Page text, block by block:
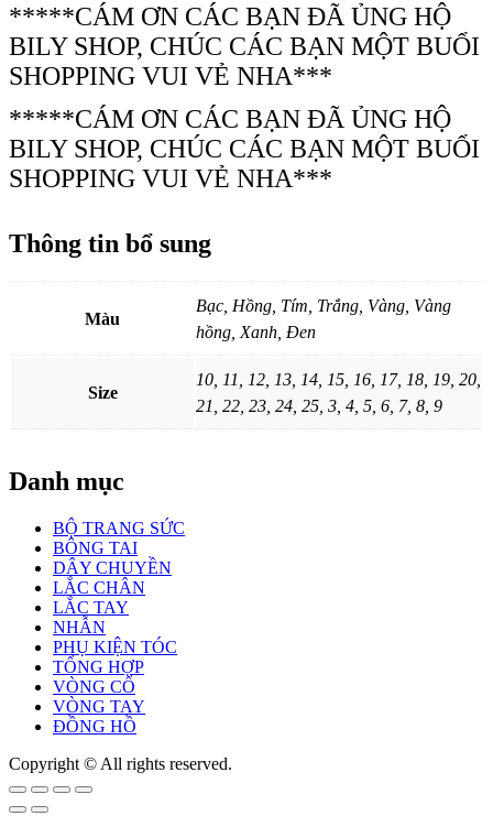
*****CÁM ƠN CÁC BẠN ĐÃ ỦNG HỘ
BILY SHOP, CHÚC CÁC BẠN MỘT BUỔI
SHOPPING VUI VẺ NHA***
*****CÁM ƠN CÁC BẠN ĐÃ ỦNG HỘ
BILY SHOP, CHÚC CÁC BẠN MỘT BUỔI
SHOPPING VUI VẺ NHA***
Thông tin bổ sung
Màu
Bạc, Hồng, Tím, Trắng, Vàng, Vàng
hồng, Xanh, Đen
Size
10, 11, 12, 13, 14, 15, 16, 17, 18, 19, 20,
21, 22, 23, 24, 25, 3, 4, 5, 6, 7, 8, 9
Danh mục
BỘ TRANG SỨC
BÔNG TAI
DÂY CHUYỀN
LẮC CHÂN
LẮC TAY
NHẪN
PHỤ KIỆN TÓC
TỔNG HỢP
VÒNG CỔ
VÒNG TAY
ĐỒNG HỒ
Copyright © All rights reserved.